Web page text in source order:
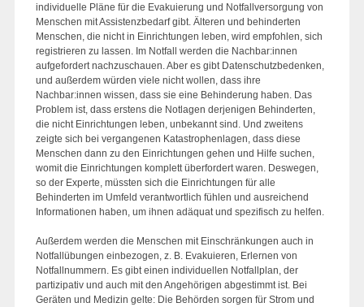
individuelle Pläne für die Evakuierung und Notfallversorgung von
Menschen mit Assistenzbedarf gibt. Älteren und behinderten
Menschen, die nicht in Einrichtungen leben, wird empfohlen, sich
registrieren zu lassen. Im Notfall werden die Nachbar:innen
aufgefordert nachzuschauen. Aber es gibt Datenschutzbedenken,
und außerdem würden viele nicht wollen, dass ihre
Nachbar:innen wissen, dass sie eine Behinderung haben. Das
Problem ist, dass erstens die Notlagen derjenigen Behinderten,
die nicht Einrichtungen leben, unbekannt sind. Und zweitens
zeigte sich bei vergangenen Katastrophenlagen, dass diese
Menschen dann zu den Einrichtungen gehen und Hilfe suchen,
womit die Einrichtungen komplett überfordert waren. Deswegen,
so der Experte, müssten sich die Einrichtungen für alle
Behinderten im Umfeld verantwortlich fühlen und ausreichend
Informationen haben, um ihnen adäquat und spezifisch zu helfen.
Außerdem werden die Menschen mit Einschränkungen auch in
Notfallübungen einbezogen, z. B. Evakuieren, Erlernen von
Notfallnummern. Es gibt einen individuellen Notfallplan, der
partizipativ und auch mit den Angehörigen abgestimmt ist. Bei
Geräten und Medizin gelte: Die Behörden sorgen für Strom und